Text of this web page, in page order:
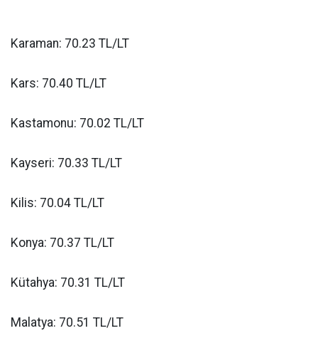
Karaman: 70.23 TL/LT
Kars: 70.40 TL/LT
Kastamonu: 70.02 TL/LT
Kayseri: 70.33 TL/LT
Kilis: 70.04 TL/LT
Konya: 70.37 TL/LT
Kütahya: 70.31 TL/LT
Malatya: 70.51 TL/LT